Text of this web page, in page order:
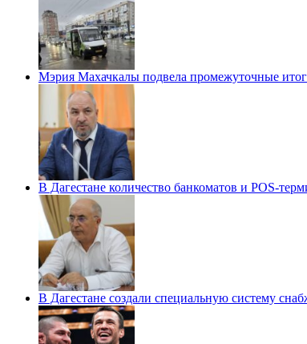
Мэрия Махачкалы подвела промежуточные
В Дагестане количество банкоматов и POS-
В Дагестане создали специальную систему